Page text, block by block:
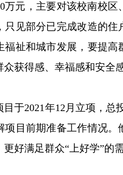
万元，主要对该校南校
只见部分已完成改造的
福祉和城市发展，要提
众获得感、幸福感和安全
2021年12月立项，总投
项目前期准备工作情况
更好满足群众“上好学”的